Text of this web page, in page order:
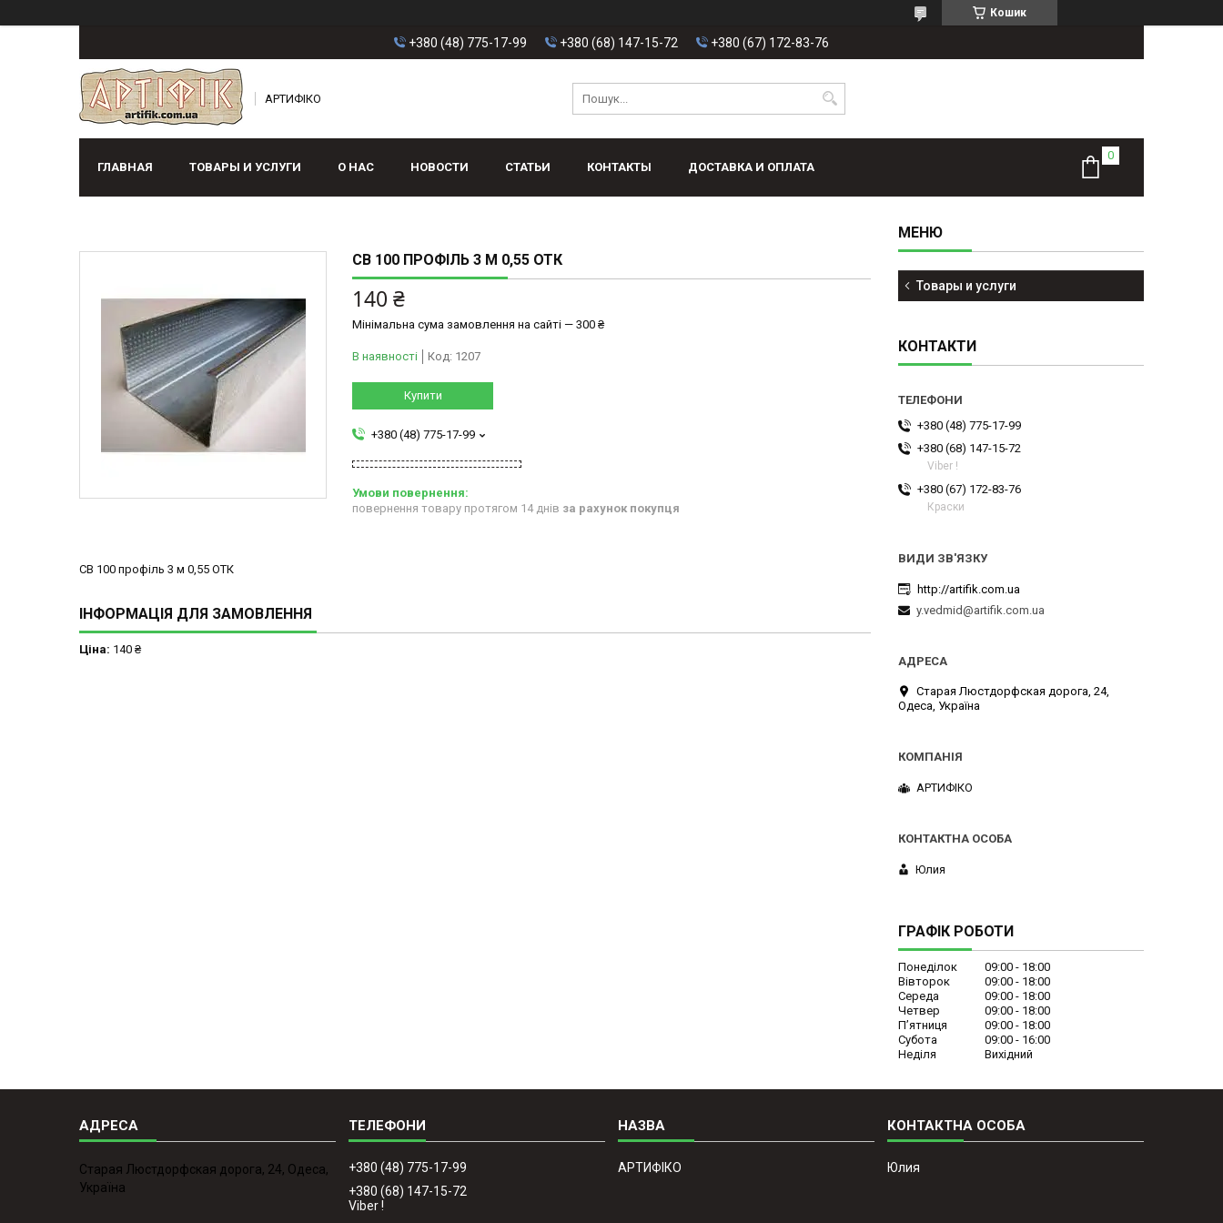
Кошик
+380 (48) 775-17-99 +380 (68) 147-15-72 +380 (67) 172-83-76
АРТИФІКО
ГЛАВНАЯ ТОВАРЫ И УСЛУГИ О НАС НОВОСТИ СТАТЬИ КОНТАКТЫ ДОСТАВКА И ОПЛАТА
СВ 100 ПРОФІЛЬ 3 М 0,55 ОТК
140 ₴
Мінімальна сума замовлення на сайті — 300 ₴
В наявності Код: 1207
Купити
+380 (48) 775-17-99
повернення товару протягом 14 днів за рахунок покупця
СВ 100 профіль 3 м 0,55 ОТК
ІНФОРМАЦІЯ ДЛЯ ЗАМОВЛЕННЯ
Ціна: 140 ₴
Товары и услуги
КОНТАКТИ
+380 (48) 775-17-99
+380 (68) 147-15-72
Viber !
+380 (67) 172-83-76
Краски
http://artifik.com.ua
y.vedmid@artifik.com.ua
Старая Люстдорфская дорога, 24,
Одеса, Україна
АРТИФІКО
Юлия
ГРАФІК РОБОТИ
Понеділок 09:00
18:00
Вівторок
09:00
18:00
Середа
09:00
18:00
Четвер
09:00
18:00
Пʼятниця
09:00
18:00
Субота
09:00
16:00
Неділя
Вихідний
Старая Люстдорфская дорога, 24, Одеса,
Україна
+380 (48) 775-17-99
+380 (68) 147-15-72
Viber !
АРТИФІКО Юлия